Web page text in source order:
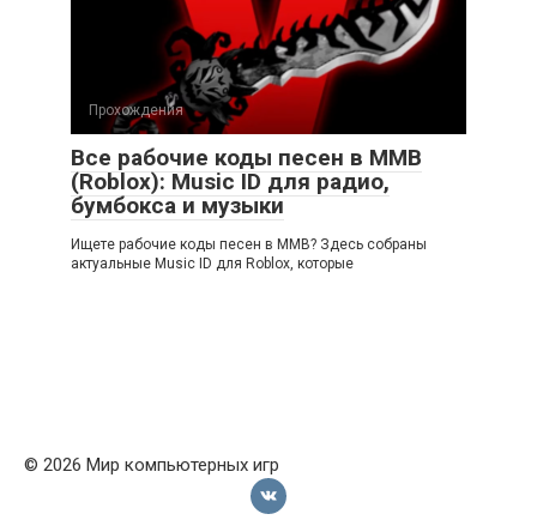
Прохождения
Все рабочие коды песен в ММВ
(Roblox): Music ID для радио,
бумбокса и музыки
Ищете рабочие коды песен в ММВ? Здесь собраны
актуальные Music ID для Roblox, которые
© 2026 Мир компьютерных игр